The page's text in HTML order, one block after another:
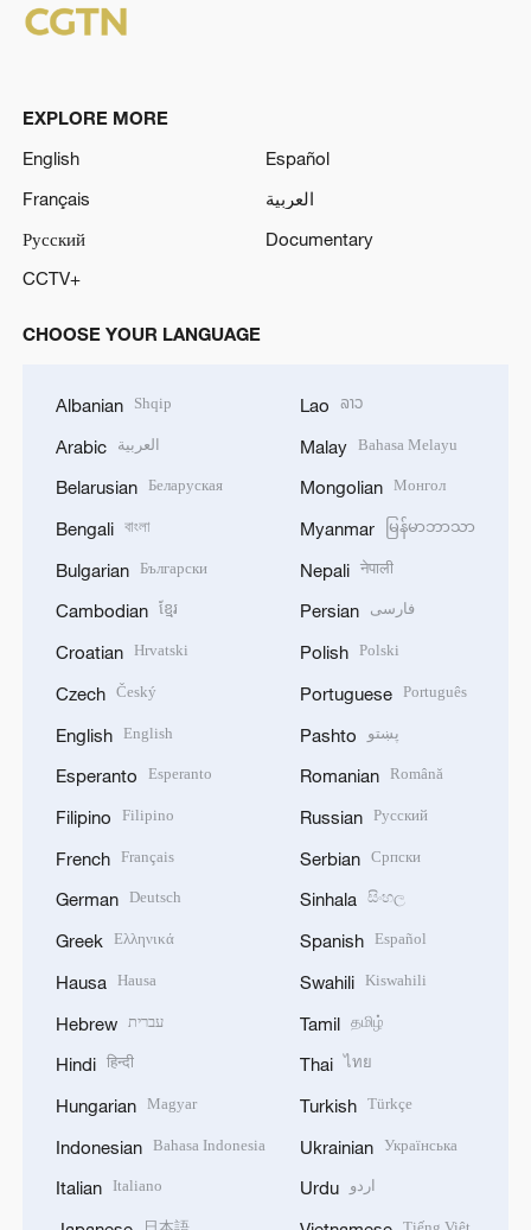
EXPLORE MORE
English
Español
Français
العربية
Русский
Documentary
CCTV+
CHOOSE YOUR LANGUAGE
Albanian Shqip
Arabic العربية
Belarusian Беларуская
Bengali বাংলা
Bulgarian Български
Cambodian ខ្មែរ
Croatian Hrvatski
Czech Český
English English
Esperanto Esperanto
Filipino Filipino
French Français
German Deutsch
Greek Ελληνικά
Hausa Hausa
Hebrew עברית
Hindi हिन्दी
Hungarian Magyar
Indonesian Bahasa Indonesia
Italian Italiano
Lao ລາວ
Malay Bahasa Melayu
Mongolian Монгол
Myanmar မြန်မာဘာသာ
Nepali नेपाली
Persian فارسی
Polish Polski
Portuguese Português
Pashto پښتو
Romanian Română
Russian Русский
Serbian Српски
Sinhala සිංහල
Spanish Español
Swahili Kiswahili
Tamil தமிழ்
Thai ไทย
Turkish Türkçe
Ukrainian Українська
Urdu اردو